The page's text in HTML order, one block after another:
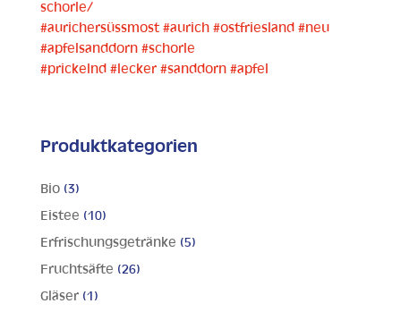
schorle/
#aurichersüssmost #aurich #ostfriesland #neu
#apfelsanddorn #schorle
#prickelnd #lecker #sanddorn #apfel
Produktkategorien
Bio (3)
Eistee (10)
Erfrischungsgetränke (5)
Fruchtsäfte (26)
Gläser (1)